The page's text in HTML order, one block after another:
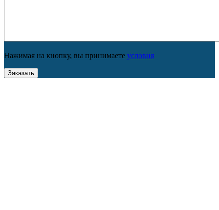
Нажимая на кнопку, вы принимаете условия